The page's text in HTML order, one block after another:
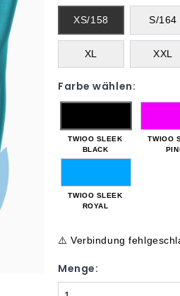
XS/158 S/164
XL XXL
Farbe wählen:
TWIOO SLEEK
BLACK
TWIOO
TWIOO SLEEK
ROYAL
⚠️ Verbindung
Menge: